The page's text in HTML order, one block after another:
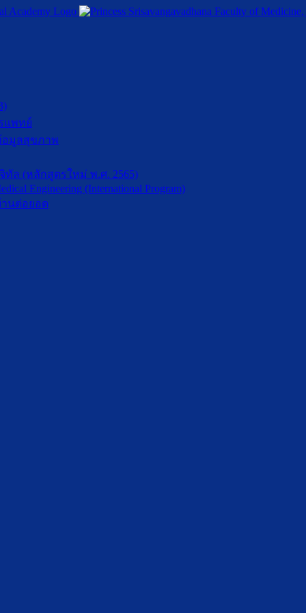
แพทย์
อมูลสุขภาพ
ล (หลักสูตรใหม่ พ.ศ. 2565)
Engineering (International Program)
นต่อยอด